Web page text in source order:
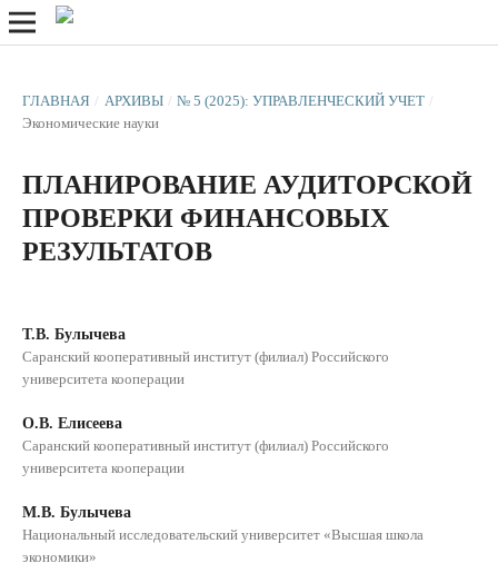
ГЛАВНАЯ / АРХИВЫ / № 5 (2025): УПРАВЛЕНЧЕСКИЙ УЧЕТ /
Экономические науки
ПЛАНИРОВАНИЕ АУДИТОРСКОЙ
ПРОВЕРКИ ФИНАНСОВЫХ
РЕЗУЛЬТАТОВ
Т.В. Булычева
Саранский кооперативный институт (филиал) Российского
университета кооперации
О.В. Елисеева
Саранский кооперативный институт (филиал) Российского
университета кооперации
М.В. Булычева
Национальный исследовательский университет «Высшая школа
экономики»